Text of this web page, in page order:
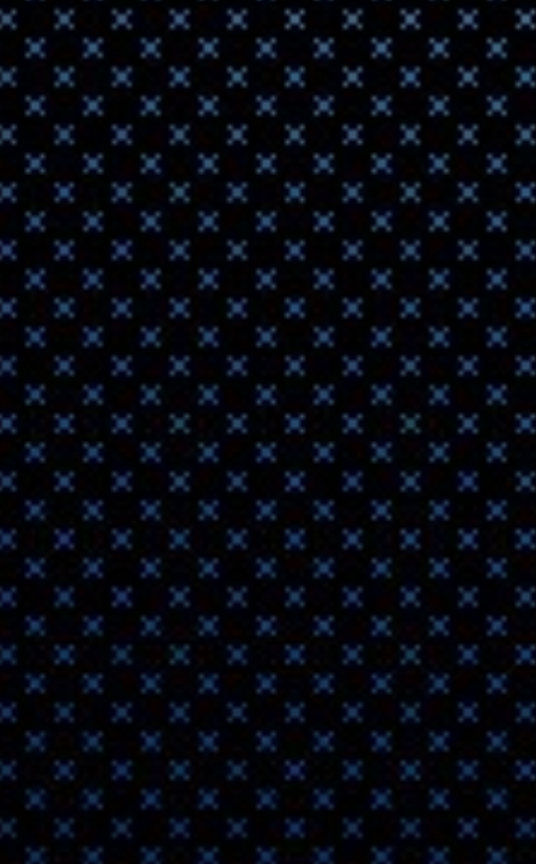
2020-07-23 12:57
принимает
2020-06-27 23:25
Новая
печати
Sites